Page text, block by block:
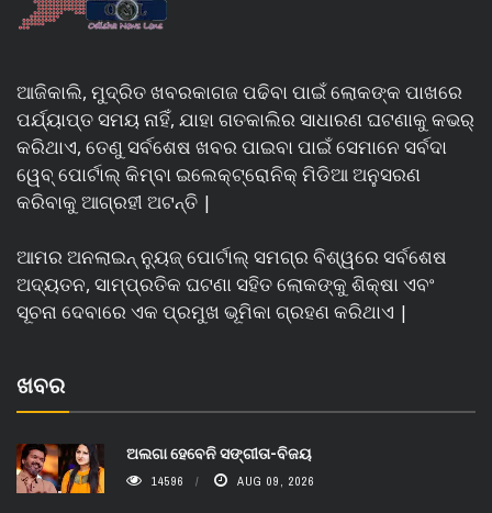
ଆଜିକାଲି, ମୁଦ୍ରିତ ଖବରକାଗଜ ପଢିବା ପାଇଁ ଲୋକଙ୍କ ପାଖରେ
ପର୍ଯ୍ୟାପ୍ତ ସମୟ ନାହିଁ, ଯାହା ଗତକାଲିର ସାଧାରଣ ଘଟଣାକୁ କଭର୍
କରିଥାଏ, ତେଣୁ ସର୍ବଶେଷ ଖବର ପାଇବା ପାଇଁ ସେମାନେ ସର୍ବଦା
ୱେବ୍ ପୋର୍ଟାଲ୍ କିମ୍ବା ଇଲେକ୍ଟ୍ରୋନିକ୍ ମିଡିଆ ଅନୁସରଣ
କରିବାକୁ ଆଗ୍ରହୀ ଅଟନ୍ତି |
ଆମର ଅନଲାଇନ୍ ନ୍ୟୁଜ୍ ପୋର୍ଟାଲ୍ ସମଗ୍ର ବିଶ୍ୱରେ ସର୍ବଶେଷ
ଅଦ୍ୟତନ, ସାମ୍ପ୍ରତିକ ଘଟଣା ସହିତ ଲୋକଙ୍କୁ ଶିକ୍ଷା ଏବଂ
ସୂଚନା ଦେବାରେ ଏକ ପ୍ରମୁଖ ଭୂମିକା ଗ୍ରହଣ କରିଥାଏ |
ଖବର
ଅଲଗା ହେବେନି ସଙ୍ଗୀତା-ବିଜୟ
14596 AUG 09, 2026